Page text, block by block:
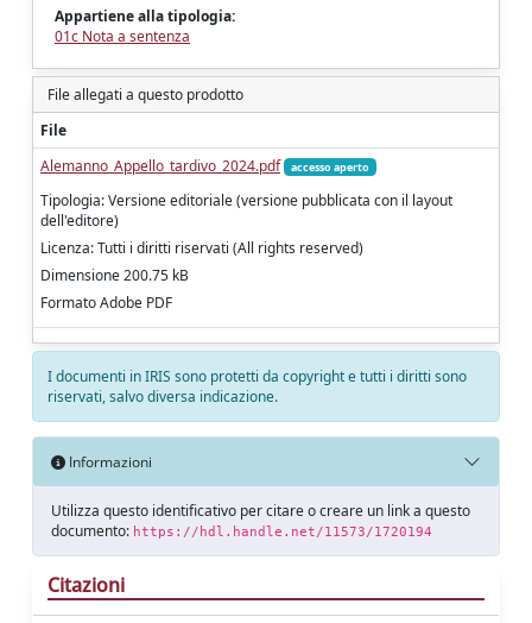
Appartiene alla tipologia:
01c Nota a sentenza
File allegati a questo prodotto
File
Alemanno_Appello_tardivo_2024.pdf
accesso aperto
Tipologia: Versione editoriale (versione pubblicata con il layout
dell'editore)
Licenza: Tutti i diritti riservati (All rights reserved)
Dimensione 200.75 kB
Formato Adobe PDF
I documenti in IRIS sono protetti da copyright e tutti i diritti sono
riservati, salvo diversa indicazione.
Informazioni
Utilizza questo identificativo per citare o creare un link a questo
documento: https://hdl.handle.net/11573/1720194
Citazioni